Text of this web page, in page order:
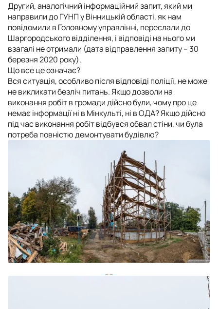
Другий, аналогічний інформаційний запит, який ми
направили до ГУНП у Вінницькій області, як нам
повідомили в Головному управлінні, переслали до
Шаргородського відділення, і відповіді на нього ми
взагалі не отримали (дата відправлення запиту – 30
березня 2020 року).
Що все це означає?
Вся ситуація, особливо після відповіді поліції, не може
не викликати безліч питань. Якщо дозволи на
виконання робіт в громади дійсно були, чому про це
немає інформації ні в Мінкульті, ні в ОДА? Якщо дійсно
під час виконання робіт відбувся обвал стіни, чи була
потреба повністю демонтувати будівлю?